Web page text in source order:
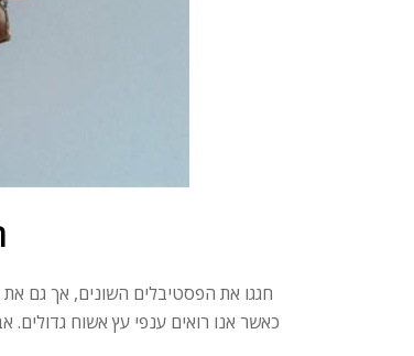
חגגו את הפסטיבלים השונים, אך גם
כאשר אנו רואים ענפי עץ אשוח גדולים.